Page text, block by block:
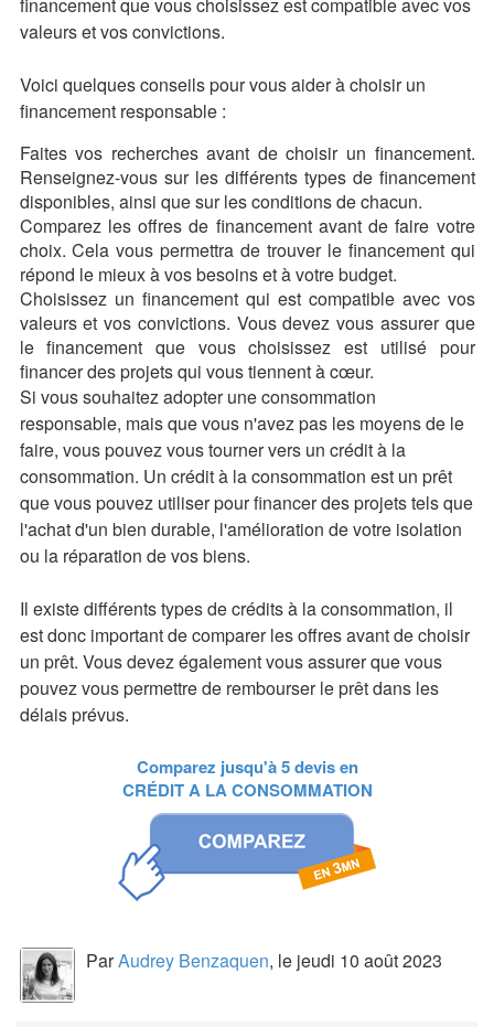
valeurs et vos convictions.
Voici quelques conseils pour vous aider à choisir un
financement responsable :
Faites vos recherches avant de choisir un financement.
Renseignez-vous sur les différents types de financement
disponibles, ainsi que sur les conditions de chacun.
Comparez les offres de financement avant de faire votre
choix. Cela vous permettra de trouver le financement qui
répond le mieux à vos besoins et à votre budget.
Choisissez un financement qui est compatible avec vos
valeurs et vos convictions. Vous devez vous assurer que
le financement que vous choisissez est utilisé pour
financer des projets qui vous tiennent à cœur.
Si vous souhaitez adopter une consommation
responsable, mais que vous n'avez pas les moyens de le
faire, vous pouvez vous tourner vers un crédit à la
consommation. Un crédit à la consommation est un prêt
que vous pouvez utiliser pour financer des projets tels que
l'achat d'un bien durable, l'amélioration de votre isolation
ou la réparation de vos biens.
Il existe différents types de crédits à la consommation, il
est donc important de comparer les offres avant de choisir
un prêt. Vous devez également vous assurer que vous
pouvez vous permettre de rembourser le prêt dans les
délais prévus.
Comparez jusqu'à 5 devis en
CRÉDIT A LA CONSOMMATION
ParAudrey Benzaquen, le jeudi 10 août 2023